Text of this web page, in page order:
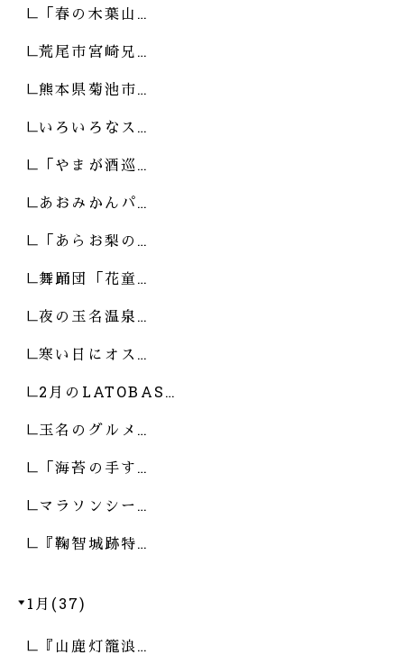
「春の木葉山…
荒尾市宮崎兄…
熊本県菊池市…
いろいろなス…
「やまが酒巡…
あおみかんパ…
「あらお梨の…
舞踊団「花童…
夜の玉名温泉…
寒い日にオス…
2月のLATOBAS…
玉名のグルメ…
「海苔の手す…
マラソンシー…
『鞠智城跡特…
1月(37)
『山鹿灯籠浪…